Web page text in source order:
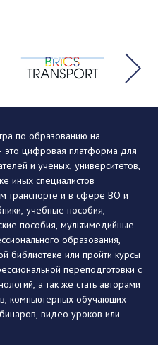
по образованию на
цифровая платформа для
и ученых, университетов,
иных специалистов
транспорте и в сфере ВО и
учебные пособия,
пособия, мультимедийные
образования,
библиотеке или пройти курсы
переподготовки с
а так же стать авторами
компьютерных обучающих
видео уроков или